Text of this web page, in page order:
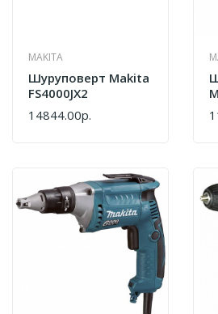
MAKITA
Шуруповерт Makita
FS4000JX2
14844.00р.